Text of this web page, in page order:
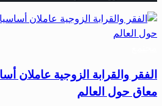
الفقر والقرابة الزوجية
معاق حول العالم